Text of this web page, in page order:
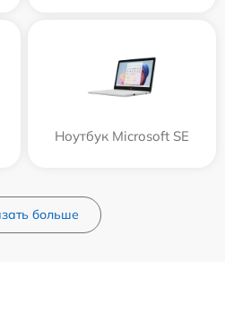
Ноутбук Microsoft SE
больше